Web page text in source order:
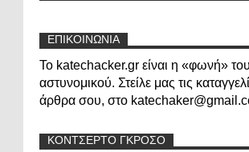
ΕΠΙΚΟΙΝΩΝΙΑ
Το katechacker.gr είναι η «φωνή»
αστυνομικού. Στείλε μας τις
άρθρα σου, στο
ΚΟΝΤΣΕΡΤΟ ΓΚΡΟΣΟ